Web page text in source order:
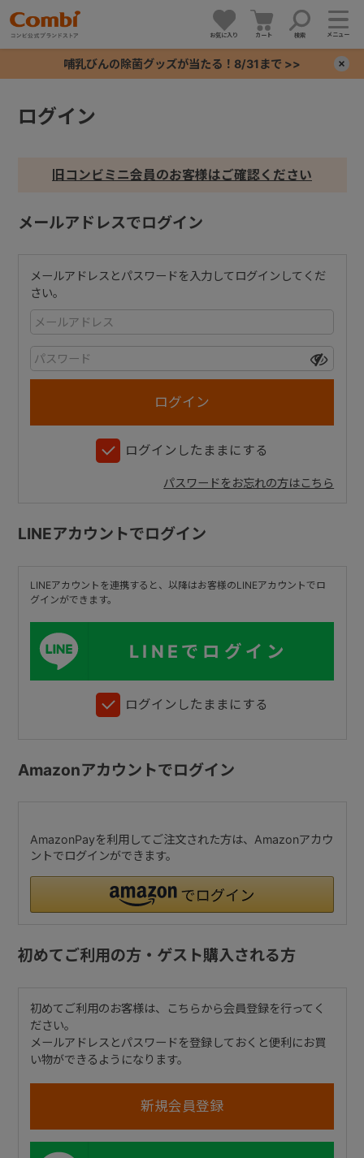
お気に入り カート 検索 メニュー
哺乳びんの除菌グッズが当たる！8/31まで >>
ログイン
旧コンビミニ会員のお客様はご確認ください
メールアドレスでログイン
メールアドレスとパスワードを入力してログインしてくだ
さい。
ログインしたままにする
パスワードをお忘れの方はこちら
LINEアカウントでログイン
LINEアカウントを連携すると、以降はお客様のLINEアカウントでロ
グインができます。
LINEでログイン
ログインしたままにする
Amazonアカウントでログイン
AmazonPayを利用してご注文された方は、Amazonアカウ
ントでログインができます。
初めてご利用の方・ゲスト購入される方
初めてご利用のお客様は、こちらから会員登録を行ってく
ださい。
メールアドレスとパスワードを登録しておくと便利にお買
い物ができるようになります。